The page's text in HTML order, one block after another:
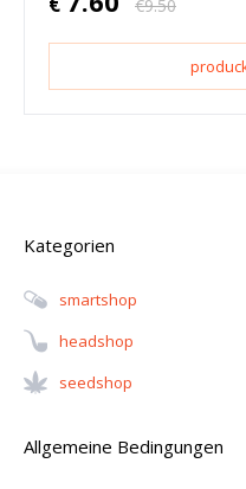
€9.50
Kategorien
Smartshop
Headshop
Seedshop
Allgemeine Bedingungen